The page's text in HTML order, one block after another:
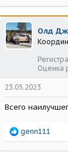
а
к
ц
и
и
Олд
Оценка
23.05.2023
Всего
Р
а
genn111